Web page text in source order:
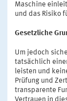
Maschine
und das Risiko
Gesetzliche
Um jedoch
tatsächlich
leisten und
Prüfung und
transparente